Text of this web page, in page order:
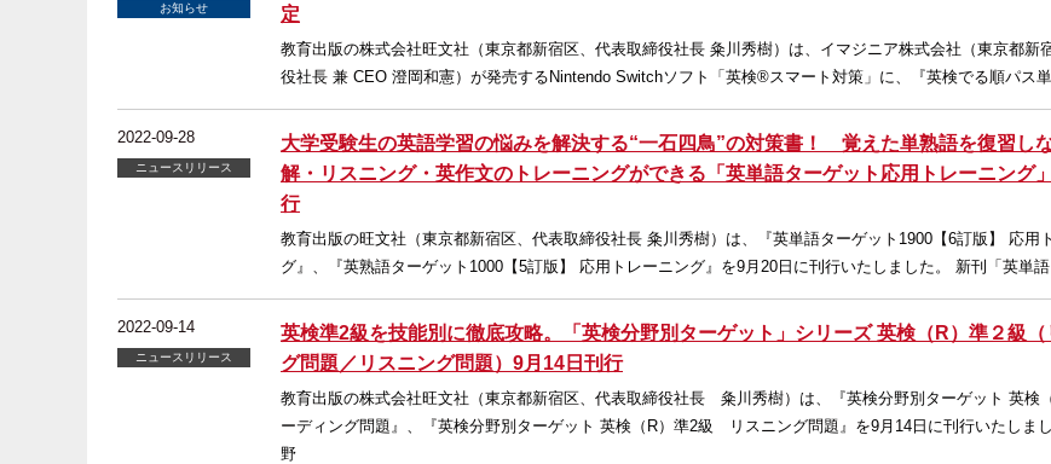
お知らせ
定
教育出版の株式会社旺文社（東京都新宿区、代表取締役社長 粂川秀樹）は、イマジニア株式会社（東京都新
役社長 兼 CEO 澄岡和憲）が発売するNintendo Switchソフト「英検®スマート対策」に、『英検でる順パス
2022-09-28
ニュースリリース
大学受験生の英語学習の悩みを解決する“一石四鳥”の対策書！ 覚えた単熟語を復習し
解・リスニング・英作文のトレーニングができる「英単語ターゲット応用トレーニング
行
教育出版の旺文社（東京都新宿区、代表取締役社長 粂川秀樹）は、『英単語ターゲット1900【6訂版】 応用
グ』、『英熟語ターゲット1000【5訂版】 応用トレーニング』を9月20日に刊行いたしました。 新刊「英単
2022-09-14
ニュースリリース
英検準2級を技能別に徹底攻略。「英検分野別ターゲット」シリーズ 英検（R）準２級
グ問題／リスニング問題）9月14日刊行
教育出版の株式会社旺文社（東京都新宿区、代表取締役社長 粂川秀樹）は、『英検分野別ターゲット 英検
ーディング問題』、『英検分野別ターゲット 英検（R）準2級 リスニング問題』を9月14日に刊行いたしま
野